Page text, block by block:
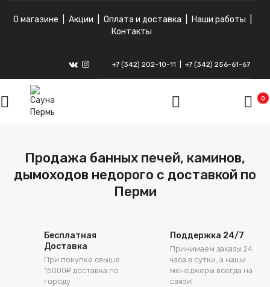
О магазине Акции Оплата и доставка Наши работы
Контакты
+7 (342) 202-10-11 +7 (342) 256-61-67
0
Продажа банных печей, каминов,
дымоходов недорого с доставкой по
Перми
Бесплатная
Доставка
При покупке свыше
15000₽ доставка по
городу
Поддержка 24/7
Принимаем заказы 24
часа в сутки, а наши
менеджеры всегда на
связи!